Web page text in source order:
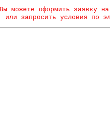
Вы можете оформить заявку
или запросить условия по